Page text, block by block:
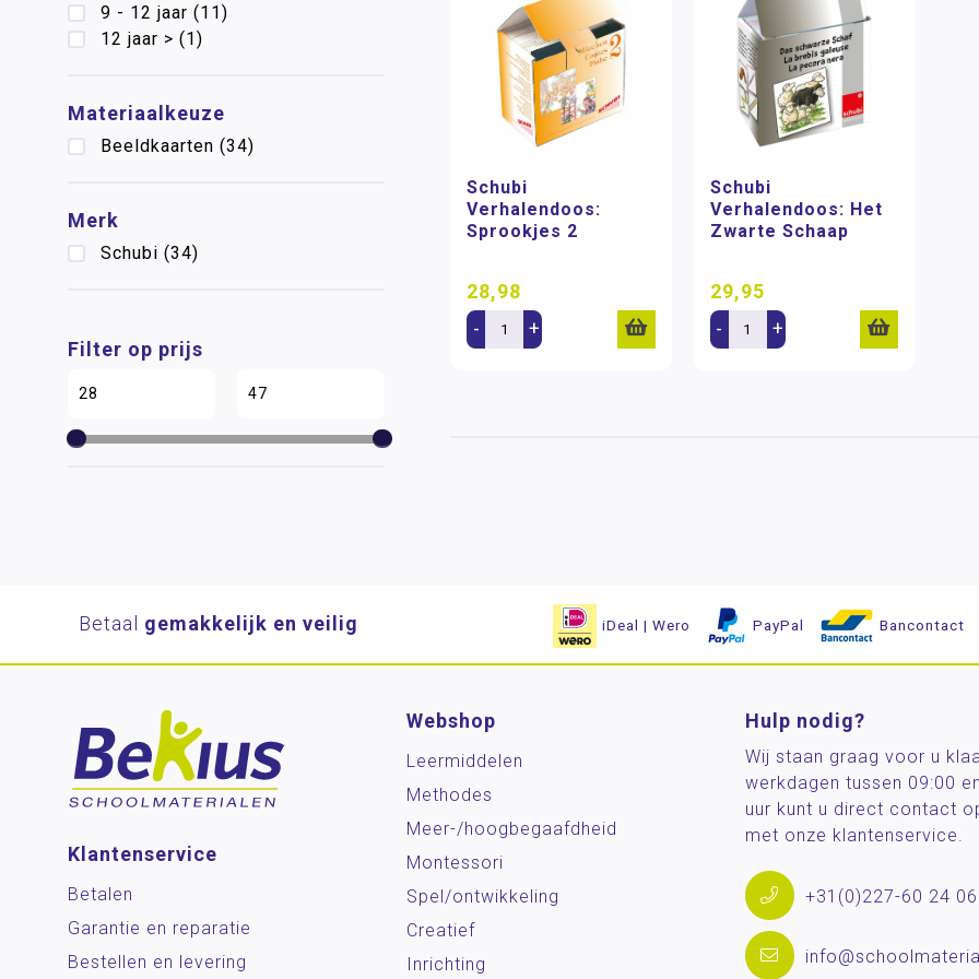
9 - 12 jaar (11)
12 jaar > (1)
Materiaalkeuze
Beeldkaarten (34)
Merk
Schubi (34)
Filter op prijs
Schubi
Verhalendoos:
Sprookjes 2
28,98
- +
Schubi
Verhalendoos: Het
Zwarte Schaap
29,95
- +
Betaal gemakkelijk en veilig iDeal | Wero PayPal Bancontact
Klantenservice
Betalen
Garantie en reparatie
Bestellen en levering
Webshop
Leermiddelen
Methodes
Meer-/hoog­begaafdheid
Montessori
Spel/ontwikkeling
Creatief
Inrichting
Hulp nodig?
Wij staan graag voor u
werkdagen tussen 09:00
uur kunt u direct contact
met onze klantenservice.
+31(0)227-60 24 06